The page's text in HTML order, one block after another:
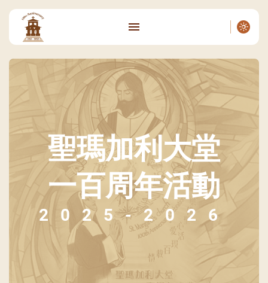
聖瑪加利大堂
一百周年活動
2025-2026